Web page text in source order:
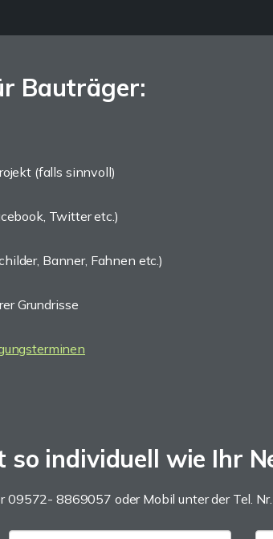
Bauträger:
(falls sinnvoll)
Twitter etc.)
Banner, Fahnen etc.)
Grundrisse
individuell wie Ihr
09572- 8869057 oder Mobil unter der Tel.